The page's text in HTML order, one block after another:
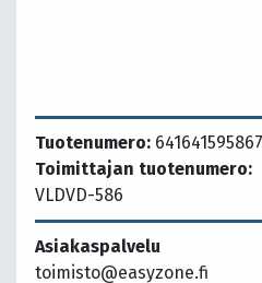
Tuotenumero:
Toimittajan tuotenumero:
VLDVD-586
Asiakaspalvelu
toimisto@easyzone.fi